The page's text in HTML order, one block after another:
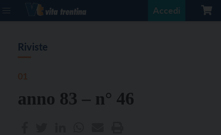
Accedi
Riviste
anno 83 – n° 46